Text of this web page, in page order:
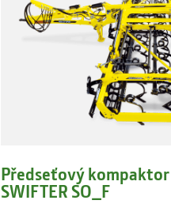
Předseťový kompaktor
SWIFTER SO_F